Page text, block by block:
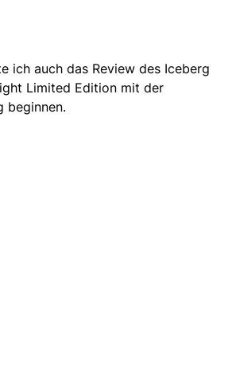
ich auch das Review des Iceberg
Limited Edition mit der
beginnen.